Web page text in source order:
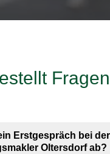
Erstgespräch bei
Oltersdorf ab?